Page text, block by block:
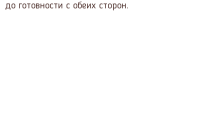
до готовности с обеих сторон.